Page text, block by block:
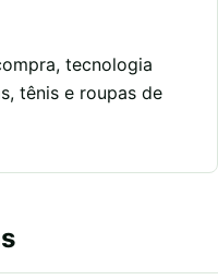
tecnologia
tênis e roupas de